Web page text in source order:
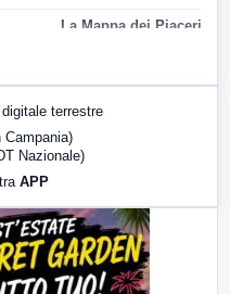
La Mappa dei Piaceri
LabNews (replica)
LabNews (replica)
terrestre
Campania)
Nazionale)
APP